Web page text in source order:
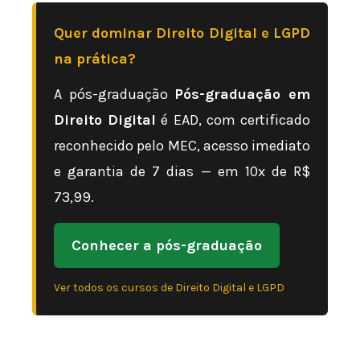
Quer dominar Direito Digital e LGPD
na prática?
A pós-graduação Pós-graduação em
Direito Digital é EAD, com certificado
reconhecido pelo MEC, acesso imediato
e garantia de 7 dias — em 10x de R$
73,99.
Conhecer a pós-graduação
Ver todos os cursos de Direito Digital e LGPD